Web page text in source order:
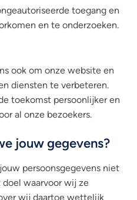
toegang en
en te onderzoeken.
ook om onze website en
diensten te verbeteren.
toekomst persoonlijker en
al onze bezoekers.
jouw gegevens?
persoonsgegevens niet
doel waarvoor wij ze
wij daartoe wettelijk